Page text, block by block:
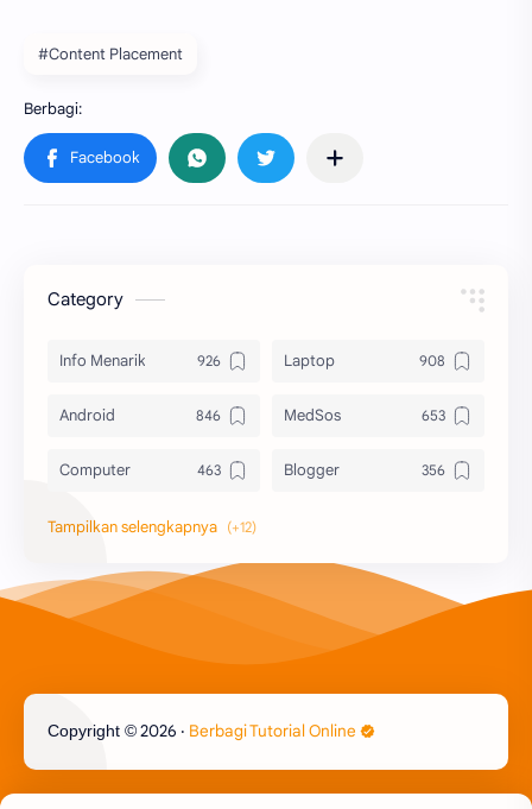
#Content Placement
Category
Info Menarik Laptop
Android MedSos
Computer Blogger
Komputer
Printer
Canon Berbagi Template
CoralDraw Windows OS
Jasa Giveaway
Copyright © 2026 ‧ Berbagi Tutorial Online